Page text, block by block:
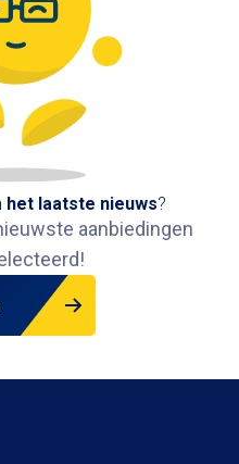
het laatste nieuws?
aanbiedingen